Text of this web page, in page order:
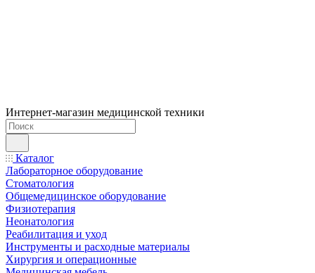
Интернет-магазин медицинской техники
Каталог
Лабораторное оборудование
Стоматология
Общемедицинское оборудование
Физиотерапия
Неонатология
Реабилитация и уход
Инструменты и расходные материалы
Хирургия и операционные